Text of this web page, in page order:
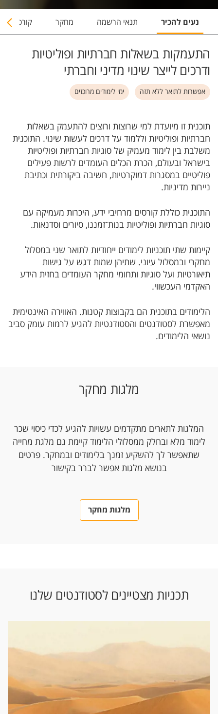
נעים להכיר תנאי הרשמה מחקר קורסים
התעמקות בשאלות חברתיות ופוליטיות
ודרכים לייצר שינוי מדיני וחברתי
אפשרות לתואר ללא תזה ימי לימודים מרוכזים
תוכנית זו מיועדת למי שרוצות ורוצים להתעמק בשאלות
חברתיות ופוליטיות וללמוד על דרכים לעשות שינוי. התוכנית
משלבת בין לימוד מעמיק של סוגיות חברתיות ופוליטיות
בישראל ובעולם, הכרת הכלים העומדים לרשות פעילים
פוליטיים במסגרות דמוקרטיות, חשיבה ביקורתית וכתיבת
ניירות מדיניות.
התוכנית כוללת קורסים מרחיבי ידע, היכרות מעמיקה עם
סוגיות חברתיות ופוליטיות בנות־זמננו, סיורים וסדנאות.
קיימות שתי תוכניות לימודים ייחודיות לתואר שני במסלול
מחקרי ובמסלול עיוני. שתיהן שמות דגש על גישות
תיאורטיות ועל סוגיות ותחומי מחקר העומדים בחזית הידע
האקדמי העכשווי.
הלימודים בתוכנית הם בקבוצות קטנות. האווירה האינטימית
מאפשרת לסטודנטים והסטודנטיות להגיע לרמות עומק סביב
נושאי הלימודים.
מלגות מחקר
המלגות לתארים מתקדמים עשויות להגיע לכדי כיסוי שכר
לימוד מלא ובחלק ממסלולי הלימוד קיימת גם מלגת מחייה
שתאפשר לך להשקיע זמנך בלימודים ובמחקר. פרטים
בנושא מלגות אפשר לברר בקישור
מלגות מחקר
תכניות מצטיינים לסטודנטים שלנו